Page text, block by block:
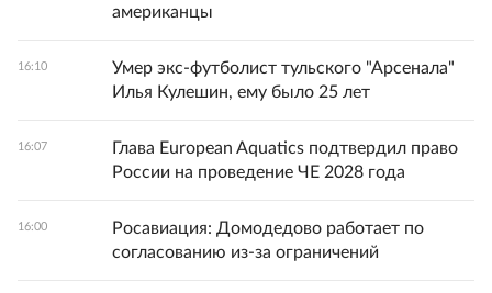
американцы
16:10
Умер экс-футболист тульского "Арсенала"
Илья Кулешин, ему было 25 лет
16:07
Глава European Aquatics подтвердил право
России на проведение ЧЕ 2028 года
16:00
Росавиация: Домодедово работает по
согласованию из-за ограничений